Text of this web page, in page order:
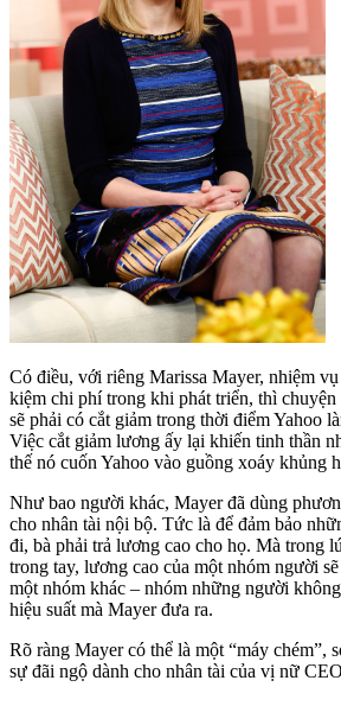
Có điều, với riêng Marissa Mayer, nhiệm
kiệm chi phí trong khi phát triển, thì
sẽ phải có cắt giảm trong thời điểm Yahoo
Việc cắt giảm lương ấy lại khiến tinh thần
thế nó cuốn Yahoo vào guồng xoáy khủng
Như bao người khác, Mayer đã dùng
cho nhân tài nội bộ. Tức là để đảm bảo
đi, bà phải trả lương cao cho họ. Mà trong
trong tay, lương cao của một nhóm người
một nhóm khác – nhóm những người
hiệu suất mà Mayer đưa ra.
Rõ ràng Mayer có thể là một “máy chém”,
sự đãi ngộ dành cho nhân tài của vị nữ